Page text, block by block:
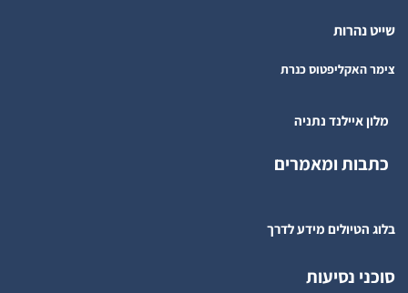
שייט נהרות
צימר האקליפטוס כנרת
מלון איילנד נתניה
כתבות ומאמרים
בלוג הטיולים מידע לדרך
סוכני נסיעות